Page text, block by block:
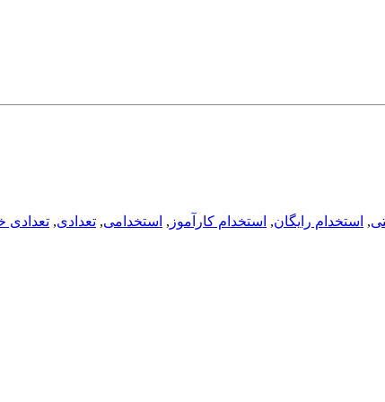
, استخدام رایگان, استخدام کارآموز , استخدامی, تعدادی, تعدادی